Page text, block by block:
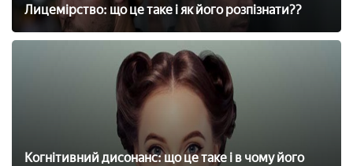
Лицемірство: що це таке і як його розпізнати??
Когнітивний дисонанс: що це таке і в чому його